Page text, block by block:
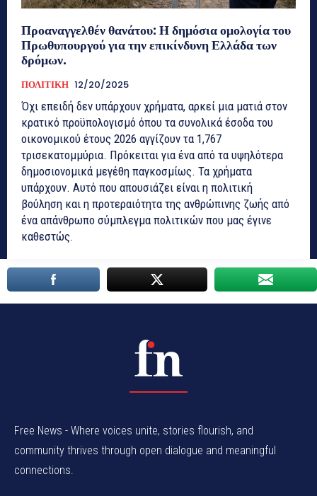
Προαναγγελθέν θανάτου: Η δημόσια ομολογία του
Πρωθυπουργού για την επικίνδυνη Ελλάδα των
δρόμων.
ΠΟΛΙΤΙΚΗ 12/20/2025
Όχι επειδή δεν υπάρχουν χρήματα, αρκεί μια ματιά στον
κρατικό προϋπολογισμό όπου τα συνολικά έσοδα του
οικονομικού έτους 2026 αγγίζουν τα 1,767
τρισεκατομμύρια. Πρόκειται για ένα από τα υψηλότερα
δημοσιονομικά μεγέθη παγκοσμίως. Τα χρήματα
υπάρχουν. Αυτό που απουσιάζει είναι η πολιτική
βούληση και η προτεραιότητα της ανθρώπινης ζωής από
ένα απάνθρωπο σύμπλεγμα πολιτικών που μας έγινε
καθεστώς.
Free News - Where voices unite, stories flourish, and
community thrives through open dialogue and meaningful
connections.